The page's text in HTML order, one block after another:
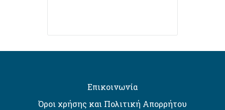
Επικοινωνία
Όροι χρήσης και Πολιτική Απορρήτου